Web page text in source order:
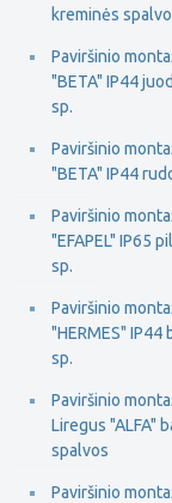
kreminės
Paviršinio
"BETA" IP44
sp.
Paviršinio
"BETA" IP44
Paviršinio
"EFAPEL" IP65
sp.
Paviršinio
"HERMES" IP44
sp.
Paviršinio
Liregus "ALFA"
spalvos
Paviršinio